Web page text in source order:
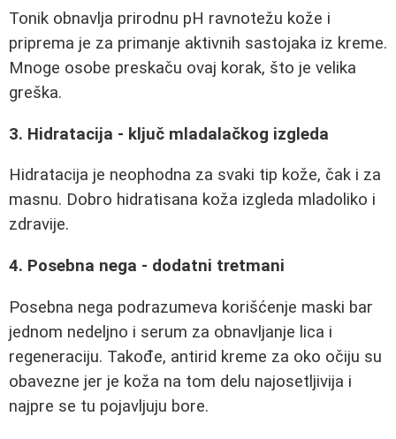
Tonik obnavlja prirodnu pH ravnotežu kože i
priprema je za primanje aktivnih sastojaka iz kreme.
Mnoge osobe preskaču ovaj korak, što je velika
greška.
3. Hidratacija - ključ mladalačkog izgleda
Hidratacija je neophodna za svaki tip kože, čak i za
masnu. Dobro hidratisana koža izgleda mladoliko i
zdravije.
4. Posebna nega - dodatni tretmani
Posebna nega podrazumeva korišćenje maski bar
jednom nedeljno i serum za obnavljanje lica i
regeneraciju. Takođe, antirid kreme za oko očiju su
obavezne jer je koža na tom delu najosetljivija i
najpre se tu pojavljuju bore.